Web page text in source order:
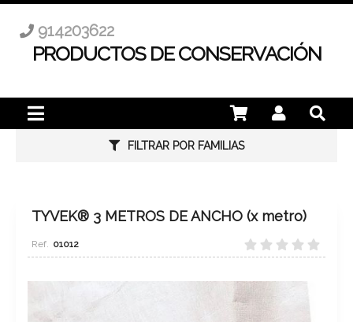
PRODUCTOS DE CONSERVACIÓN
914203622
FILTRAR POR FAMILIAS
TYVEK® 3 METROS DE ANCHO (x metro)
01012